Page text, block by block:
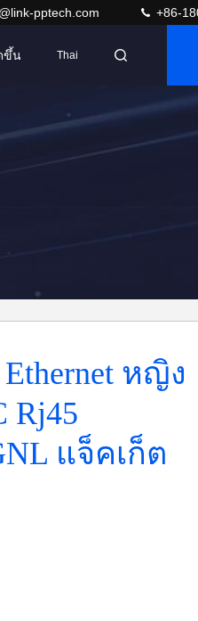
pptech.com +86-
ขึ้น Thai
หญิง
Rj45
แจ็คเก็ต